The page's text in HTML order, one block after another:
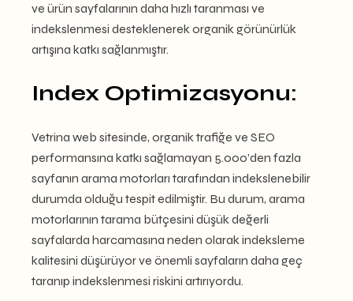
ve ürün sayfalarının daha hızlı taranması ve
indekslenmesi desteklenerek organik görünürlük
artışına katkı sağlanmıştır.
Index Optimizasyonu:
Vetrina web sitesinde, organik trafiğe ve SEO
performansına katkı sağlamayan 5.000’den fazla
sayfanın arama motorları tarafından indekslenebilir
durumda olduğu tespit edilmiştir. Bu durum, arama
motorlarının tarama bütçesini düşük değerli
sayfalarda harcamasına neden olarak indeksleme
kalitesini düşürüyor ve önemli sayfaların daha geç
taranıp indekslenmesi riskini artırıyordu.